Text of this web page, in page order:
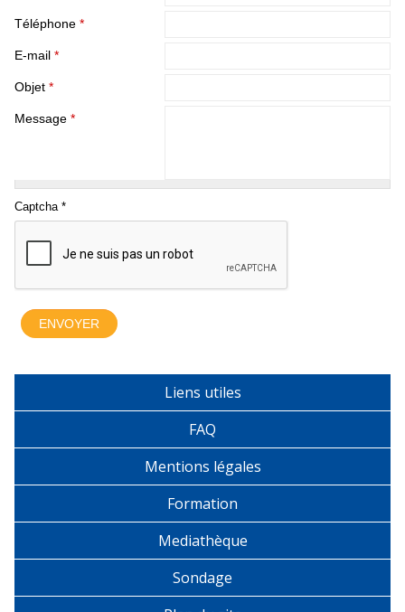
Téléphone *
E-mail *
Objet *
Message *
Liens utiles
FAQ
Mentions légales
Formation
Mediathèque
Sondage